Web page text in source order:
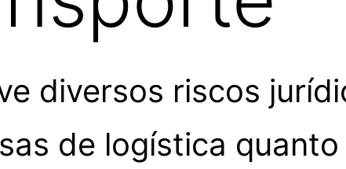
diversos riscos
de logística